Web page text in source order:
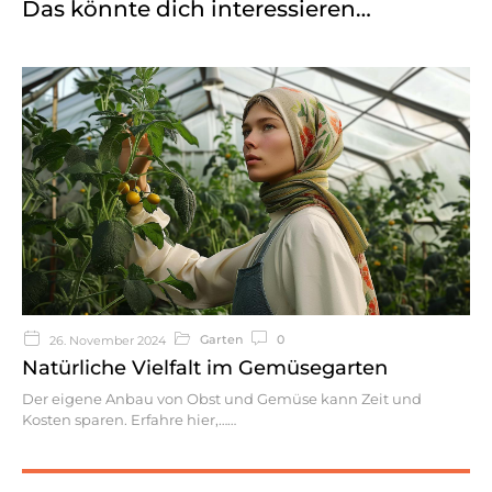
Das könnte dich interessieren…
26. November 2024 Garten 0
Natürliche Vielfalt im Gemüsegarten
Der eigene Anbau von Obst und Gemüse kann Zeit und
Kosten sparen. Erfahre hier,…